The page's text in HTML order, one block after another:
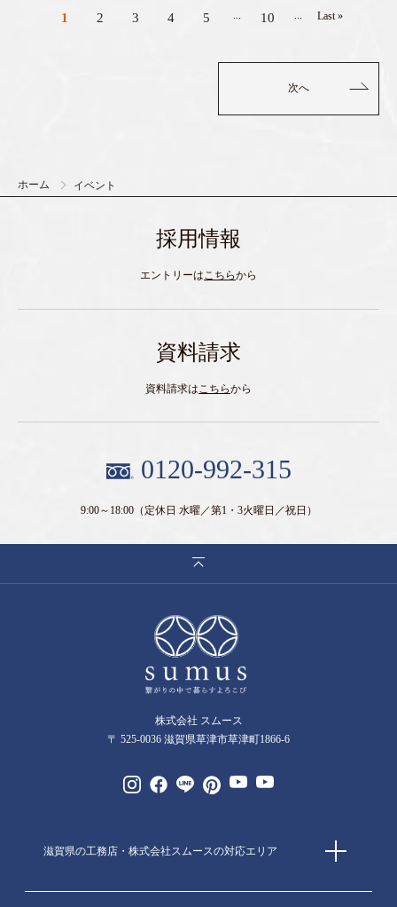
1 2 3 4 5 ... 10 ... Last »
次へ
ホーム イベント
採用情報
エントリーはこちらから
資料請求
資料請求は こちらから
0120-992-315
9:00～18:00（定休日 水曜／第1・3火曜日／祝日）
株式会社 スムース
〒 525-0036 滋賀県草津市草津町1866-6
滋賀県の工務店・株式会社スムースの対応エリア